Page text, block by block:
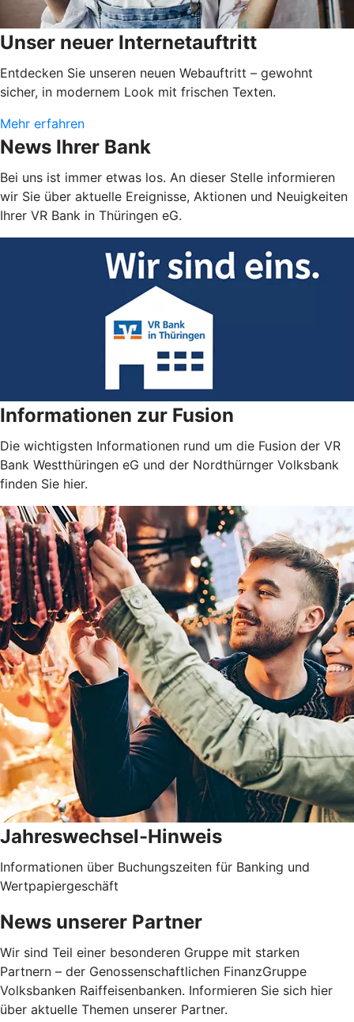
Unser neuer Internetauftritt
Entdecken Sie unseren neuen Webauftritt – gewohnt
sicher, in modernem Look mit frischen Texten.
Mehr erfahren
News Ihrer Bank
Bei uns ist immer etwas los. An dieser Stelle informieren
wir Sie über aktuelle Ereignisse, Aktionen und Neuigkeiten
Ihrer VR Bank in Thüringen eG.
Informationen zur Fusion
Die wichtigsten Informationen rund um die Fusion der VR
Bank Westthüringen eG und der Nordthürnger Volksbank
finden Sie hier.
Jahreswechsel-Hinweis
Informationen über Buchungszeiten für Banking und
Wertpapiergeschäft
News unserer Partner
Wir sind Teil einer besonderen Gruppe mit starken
Partnern – der Genossenschaftlichen FinanzGruppe
Volksbanken Raiffeisenbanken. Informieren Sie sich hier
über aktuelle Themen unserer Partner.